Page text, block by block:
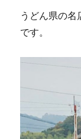
うどん県の
です。